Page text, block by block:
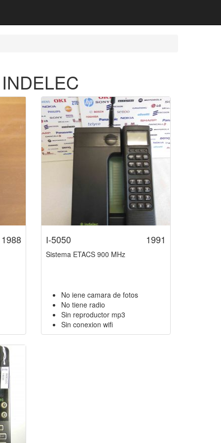
1988 1991
I-5050
Sistema ETACS 900 MHz
No iene camara de fotos
No tiene radio
Sin reproductor mp3
Sin conexion wifi